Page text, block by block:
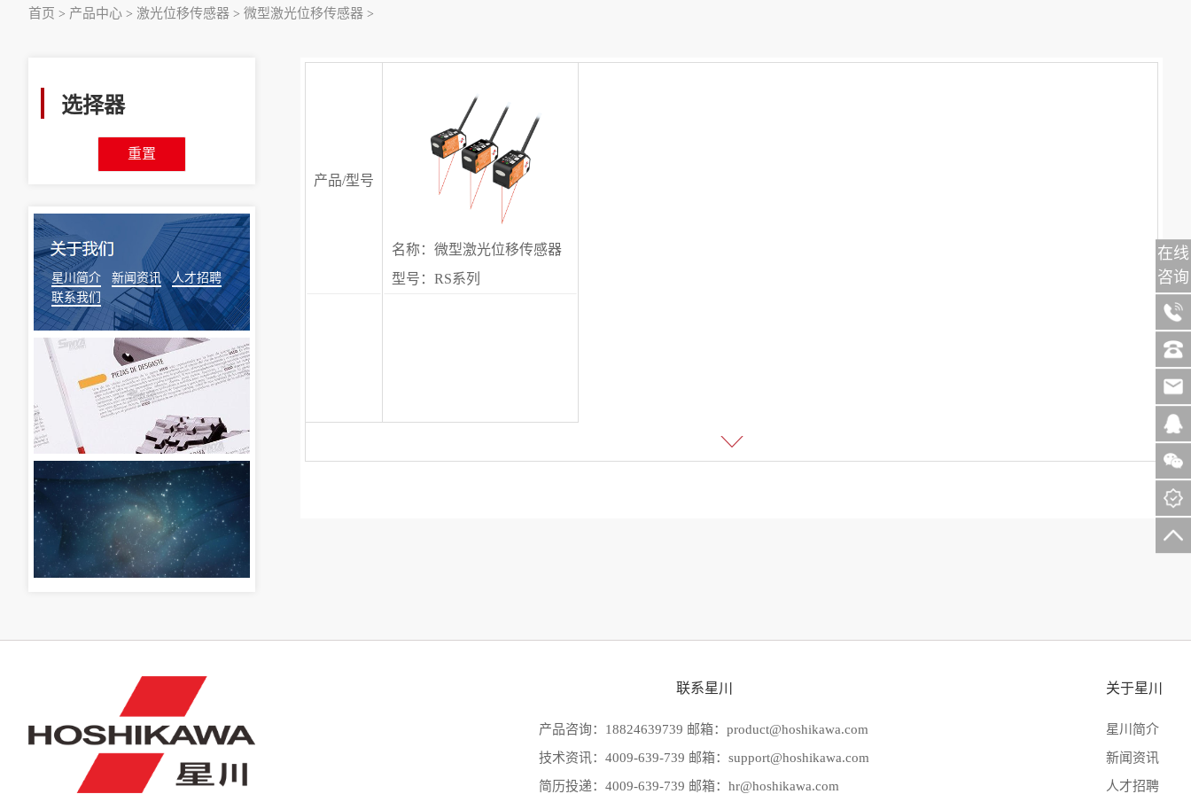
首页 > 产品中心 > 激光位移传感器 > 微型激光位移传感器 >
选择器
重置
星川简介 新闻资讯
人才招聘
联系我们
产品/型号
名称：微型激光位移传感器
型号：RS系列
联系星川
产品咨询：18824639739 邮箱：product@hoshikawa.com
技术资讯：4009-639-739 邮箱：support@hoshikawa.com
简历投递：4009-639-739 邮箱：hr@hoshikawa.com
关于星川
星川简介
新闻资讯
人才招聘
在线
咨询